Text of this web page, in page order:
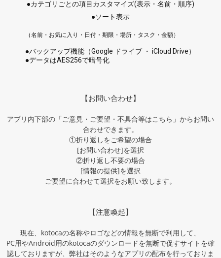
●カテゴリごとの項目カスタマイズ(表示・名前・順序)
●ソート表示
（名前・お気に入り・日付・期限・場所・タスク・金額）
●バックアップ機能（Google ドライブ ・ iCloud Drive）
●データはAES256で暗号化
【お問い合わせ】
アプリ内下部の「ご意見・ご要望・不具合等はこちら」からお問い
合わせできます。
①折り返しをご希望の場合
[お問い合わせ]を選択
②折り返し不要の場合
[情報の提供]を選択
ご要望に合わせて選択をお願い致します。
【注意喚起】
現在、kotocaの名称やロゴなどの情報を無断で利用して、
PC用やAndroid用のkotocaのダウンロードを無断で促すサイトを確
認しておりますが、弊社はそのようなアプリの配布を行っておりま